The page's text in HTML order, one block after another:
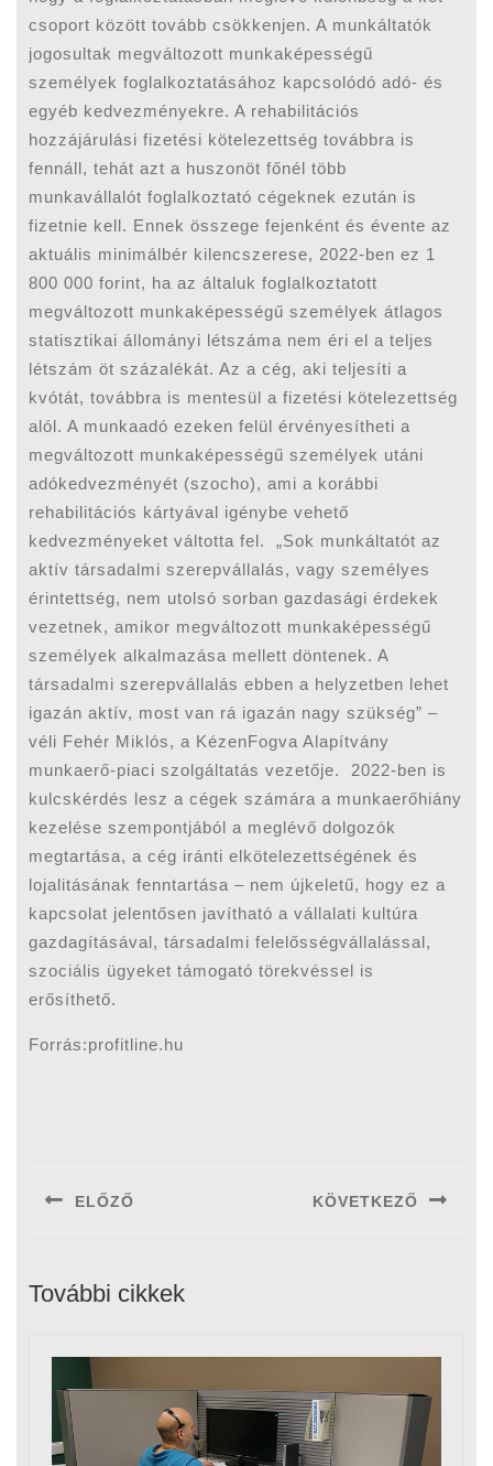
csoport között tovább csökkenjen. A munkáltatók
jogosultak megváltozott munkaképességű
személyek foglalkoztatásához kapcsolódó adó- és
egyéb kedvezményekre. A rehabilitációs
hozzájárulási fizetési kötelezettség továbbra is
fennáll, tehát azt a huszonöt főnél több
munkavállalót foglalkoztató cégeknek ezután is
fizetnie kell. Ennek összege fejenként és évente az
aktuális minimálbér kilencszerese, 2022-ben ez 1
800 000 forint, ha az általuk foglalkoztatott
megváltozott munkaképességű személyek átlagos
statisztikai állományi létszáma nem éri el a teljes
létszám öt százalékát. Az a cég, aki teljesíti a
kvótát, továbbra is mentesül a fizetési kötelezettség
alól. A munkaadó ezeken felül érvényesítheti a
megváltozott munkaképességű személyek utáni
adókedvezményét (szocho), ami a korábbi
rehabilitációs kártyával igénybe vehető
kedvezményeket váltotta fel. „Sok munkáltatót az
aktív társadalmi szerepvállalás, vagy személyes
érintettség, nem utolsó sorban gazdasági érdekek
vezetnek, amikor megváltozott munkaképességű
személyek alkalmazása mellett döntenek. A
társadalmi szerepvállalás ebben a helyzetben lehet
igazán aktív, most van rá igazán nagy szükség” –
véli Fehér Miklós, a KézenFogva Alapítvány
munkaerő-piaci szolgáltatás vezetője. 2022-ben is
kulcskérdés lesz a cégek számára a munkaerőhiány
kezelése szempontjából a meglévő dolgozók
megtartása, a cég iránti elkötelezettségének és
lojalitásának fenntartása – nem újkeletű, hogy ez a
kapcsolat jelentősen javítható a vállalati kultúra
gazdagításával, társadalmi felelősségvállalással,
szociális ügyeket támogató törekvéssel is
erősíthető.
Forrás:profitline.hu
ELŐZŐ KÖVETKEZŐ
További cikkek